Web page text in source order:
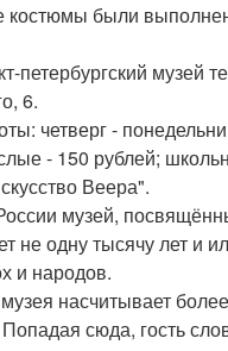
костюмы были
петербургский музей
6.
четверг -
- 150 рублей;
Веера".
музей,
не одну тысячу лет и
и народов.
насчитывает
сюда, гость